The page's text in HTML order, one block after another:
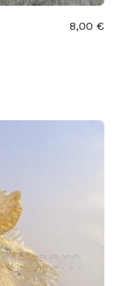
8,00 €